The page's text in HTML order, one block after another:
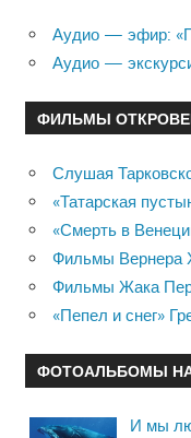
Аудио — эфир:
Аудио —
ФИЛЬМЫ
Слушая
«Татарская
«Смерть в
Фильмы Вернера
Фильмы Жака
«Пепел и снег»
ФОТОАЛЬБОМЫ
И мы